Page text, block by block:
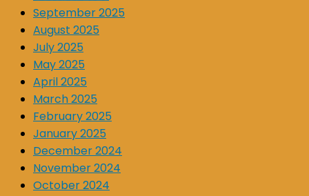
September 2025
August 2025
July 2025
May 2025
April 2025
March 2025
February 2025
January 2025
December 2024
November 2024
October 2024